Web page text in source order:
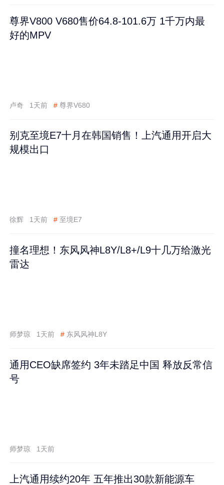
尊界V800 V680售价64.8-101.6万 1千万内最
好的MPV
卢奇 1天前 # 尊界V680
别克至境E7十月在韩国销售！上汽通用开启大
规模出口
徐辉 1天前 # 至境E7
撞名理想！东风风神L8Y/L8+/L9十几万给激光
雷达
师梦琼 1天前 # 东风风神L8Y
通用CEO缺席签约 3年未踏足中国 释放反常信
号
师梦琼 1天前
上汽通用续约20年 五年推出30款新能源车